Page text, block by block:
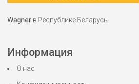
Wagner в Республике Беларусь
Информация
О нас